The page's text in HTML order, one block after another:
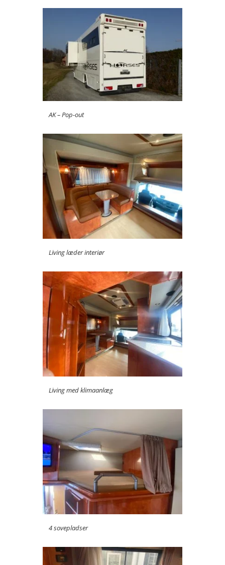
AK – Pop-out
Living læder interiør
Living med klimaanlæg
4 sovepladser